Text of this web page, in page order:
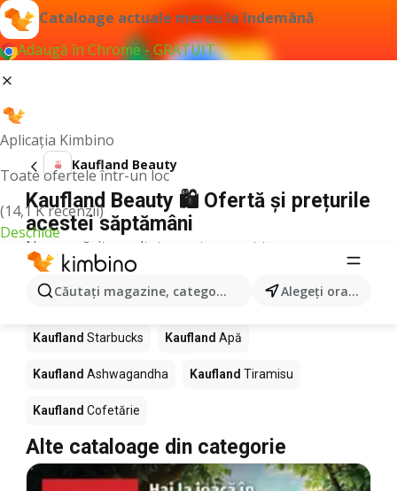
Cataloage actuale mereu la îndemână
Adaugă în Chrome - GRATUIT
Aplicația Kimbino
Toate ofertele într-un loc
(14,1 K recenzii)
Deschide
Căutaţi magazine, categorii, produse... Alegeţi oraşul
Kaufland Beauty
Kaufland Beauty 🛍️ Ofertă și prețurile
acestei săptămâni
Nu am găsit rezultate pentru acest termen.
Alte produse în magazine Kaufland
Kaufland Pizza Kaufland Mango KauflandLEGO
Kaufland Starbucks Kaufland Apă
Kaufland Ashwagandha Kaufland Tiramisu
Kaufland Cofetărie
Alte cataloage din categorie